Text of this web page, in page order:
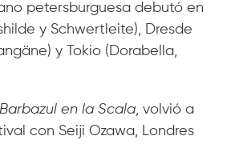
petersburguesa debutó en
y Schwertleite), Dresde
y Tokio (Dorabella,
en la Scala, volvió a
con Seiji Ozawa, Londres